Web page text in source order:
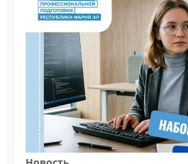
Новость
07.08.2026